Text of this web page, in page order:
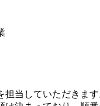
当していただきます